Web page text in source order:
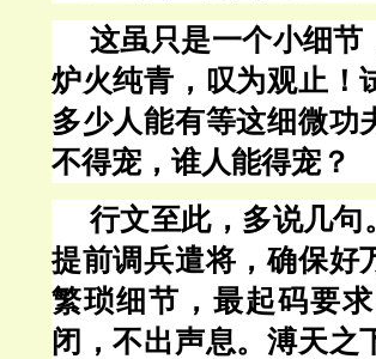
这虽只是一个小细节
炉火纯青，叹为观止！
多少人能有等这细微功
不得宠，谁人能得宠？
行文至此，多说几句
提前调兵遣将，确保好
繁琐细节，最起码要
闭，不出声息。溥天之